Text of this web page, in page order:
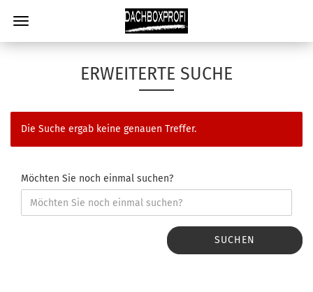
ERWEITERTE SUCHE
Die Suche ergab keine genauen Treffer.
Möchten Sie noch einmal suchen?
SUCHEN